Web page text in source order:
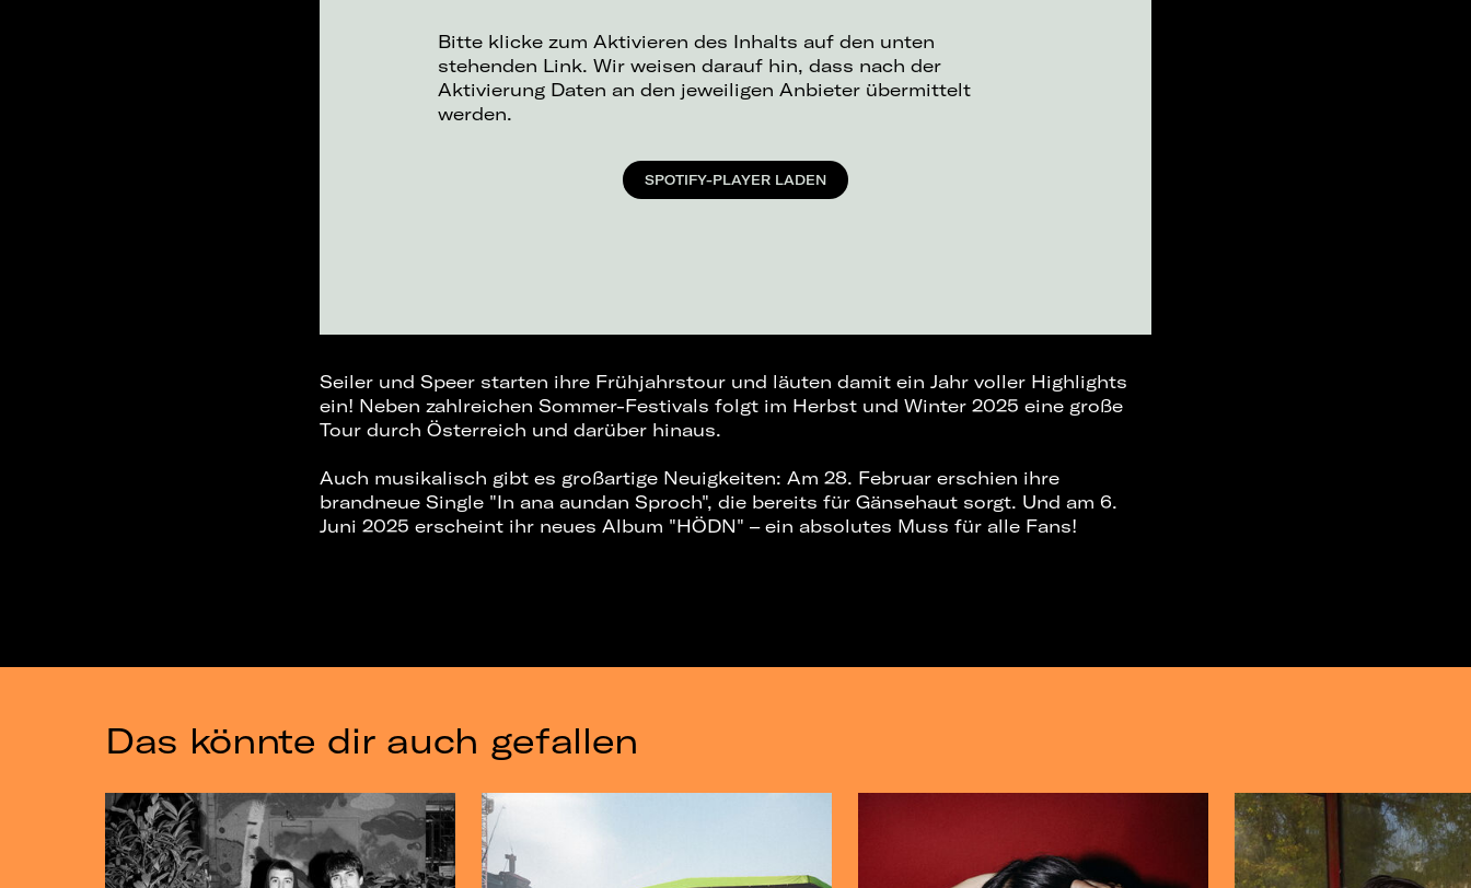
Bitte klicke zum Aktivieren des Inhalts auf den unten
stehenden Link. Wir weisen darauf hin, dass nach der
Aktivierung Daten an den jeweiligen Anbieter übermittelt
werden.
SPOTIFY-PLAYER LADEN
Seiler und Speer starten ihre Frühjahrstour und läuten damit ein Jahr voller Highlights
ein! Neben zahlreichen Sommer-Festivals folgt im Herbst und Winter 2025 eine große
Tour durch Österreich und darüber hinaus.
Auch musikalisch gibt es großartige Neuigkeiten: Am 28. Februar erschien ihre
brandneue Single "In ana aundan Sproch", die bereits für Gänsehaut sorgt. Und am 6.
Juni 2025 erscheint ihr neues Album "HÖDN" – ein absolutes Muss für alle Fans!
Das könnte dir auch gefallen